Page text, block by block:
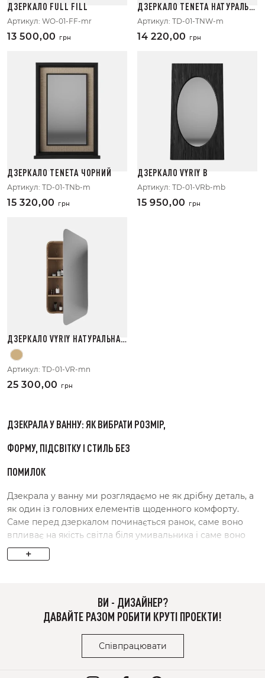
ДЗЕРКАЛО FULL FILL
Артикул: WO-01-FF-mr
13 500,00 грн
ДЗЕРКАЛО TENETA НАТУРАЛЬН
ИЙ
Артикул: TD-01-TNW-m
14 220,00 грн
ДЗЕРКАЛО TENETA ЧОРНИЙ
Артикул: TD-01-TNb-m
15 320,00 грн
ДЗЕРКАЛО VYRIY B
Артикул: TD-01-VRb-mb
15 950,00 грн
ДЗЕРКАЛО VYRIY НАТУРАЛЬНА
ДЕРЕВИНА
Артикул: TD-01-VR-mn
25 300,00 грн
ДЗЕКРАЛА У ВАННУ: ЯК ВИБРАТИ РОЗМІР,
ФОРМУ, ПІДСВІТКУ І СТИЛЬ БЕЗ
ПОМИЛОК
Дзекрала у ванну ми розглядаємо не як дрібну деталь, а
як один із головних елементів щоденного комфорту.
Саме перед дзеркалом починається ранок, саме воно
впливає на якість світла біля умивальника і саме воно
часто збирає всю композицію ванної кімнати в єдине
ціле. Якщо цей елемент підібраний точно, простір
Ми дослідили, як люди обираютьдзеркало у ванну
справді варто дивитися перед покупкою. На практиці
головні питання завжди схожі: який розмір буде
+
ВИ - ДИЗАЙНЕР?
ДАВАЙТЕ РАЗОМ РОБИТИ КРУТІ ПРОЕКТИ!
Співпрацювати